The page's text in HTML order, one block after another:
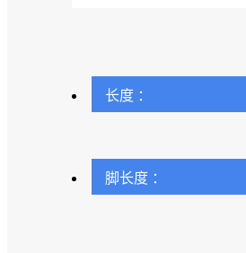
长度 ：
脚长度 ：